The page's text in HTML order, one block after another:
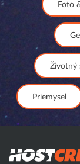
Foto
Životný
Priemysel